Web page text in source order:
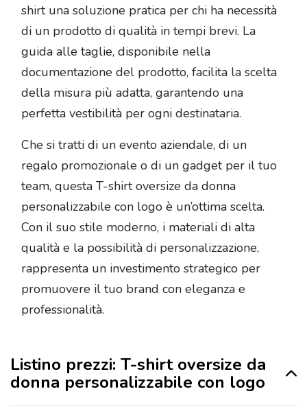
shirt una soluzione pratica per chi ha necessità
di un prodotto di qualità in tempi brevi. La
guida alle taglie, disponibile nella
documentazione del prodotto, facilita la scelta
della misura più adatta, garantendo una
perfetta vestibilità per ogni destinataria.
Che si tratti di un evento aziendale, di un
regalo promozionale o di un gadget per il tuo
team, questa T-shirt oversize da donna
personalizzabile con logo è un’ottima scelta.
Con il suo stile moderno, i materiali di alta
qualità e la possibilità di personalizzazione,
rappresenta un investimento strategico per
promuovere il tuo brand con eleganza e
professionalità.
Listino prezzi: T-shirt oversize da
donna personalizzabile con logo